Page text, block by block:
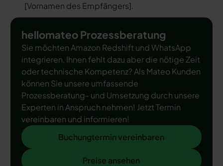
[Vornamen des Empfängers].
hellomateo Prozessberatung
Sie möchten Amazon Redshift und WhatsApp
integrieren, Ihnen fehlt dazu aber die nötige Zeit
oder technische Kompetenz? Als Mateo Kunden
können Sie unsere umfassende
Prozessberatung- und Umsetzung durch unsere
Experten in Anspruch nehmen! Jetzt Termin
vereinbaren und informieren!
Buchungtermin vereinbaren
Buchungtermin vereinbaren
Preise ansehen
Preise ansehen